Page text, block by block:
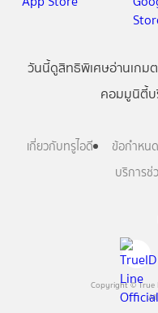
Copyright © True
วันนี้ดูสิทธิพิเศษอ่านเกม
คอมมูนิตี้
เกี่ยวกับทรูไอดี ข้อกำหนด
บริการช่